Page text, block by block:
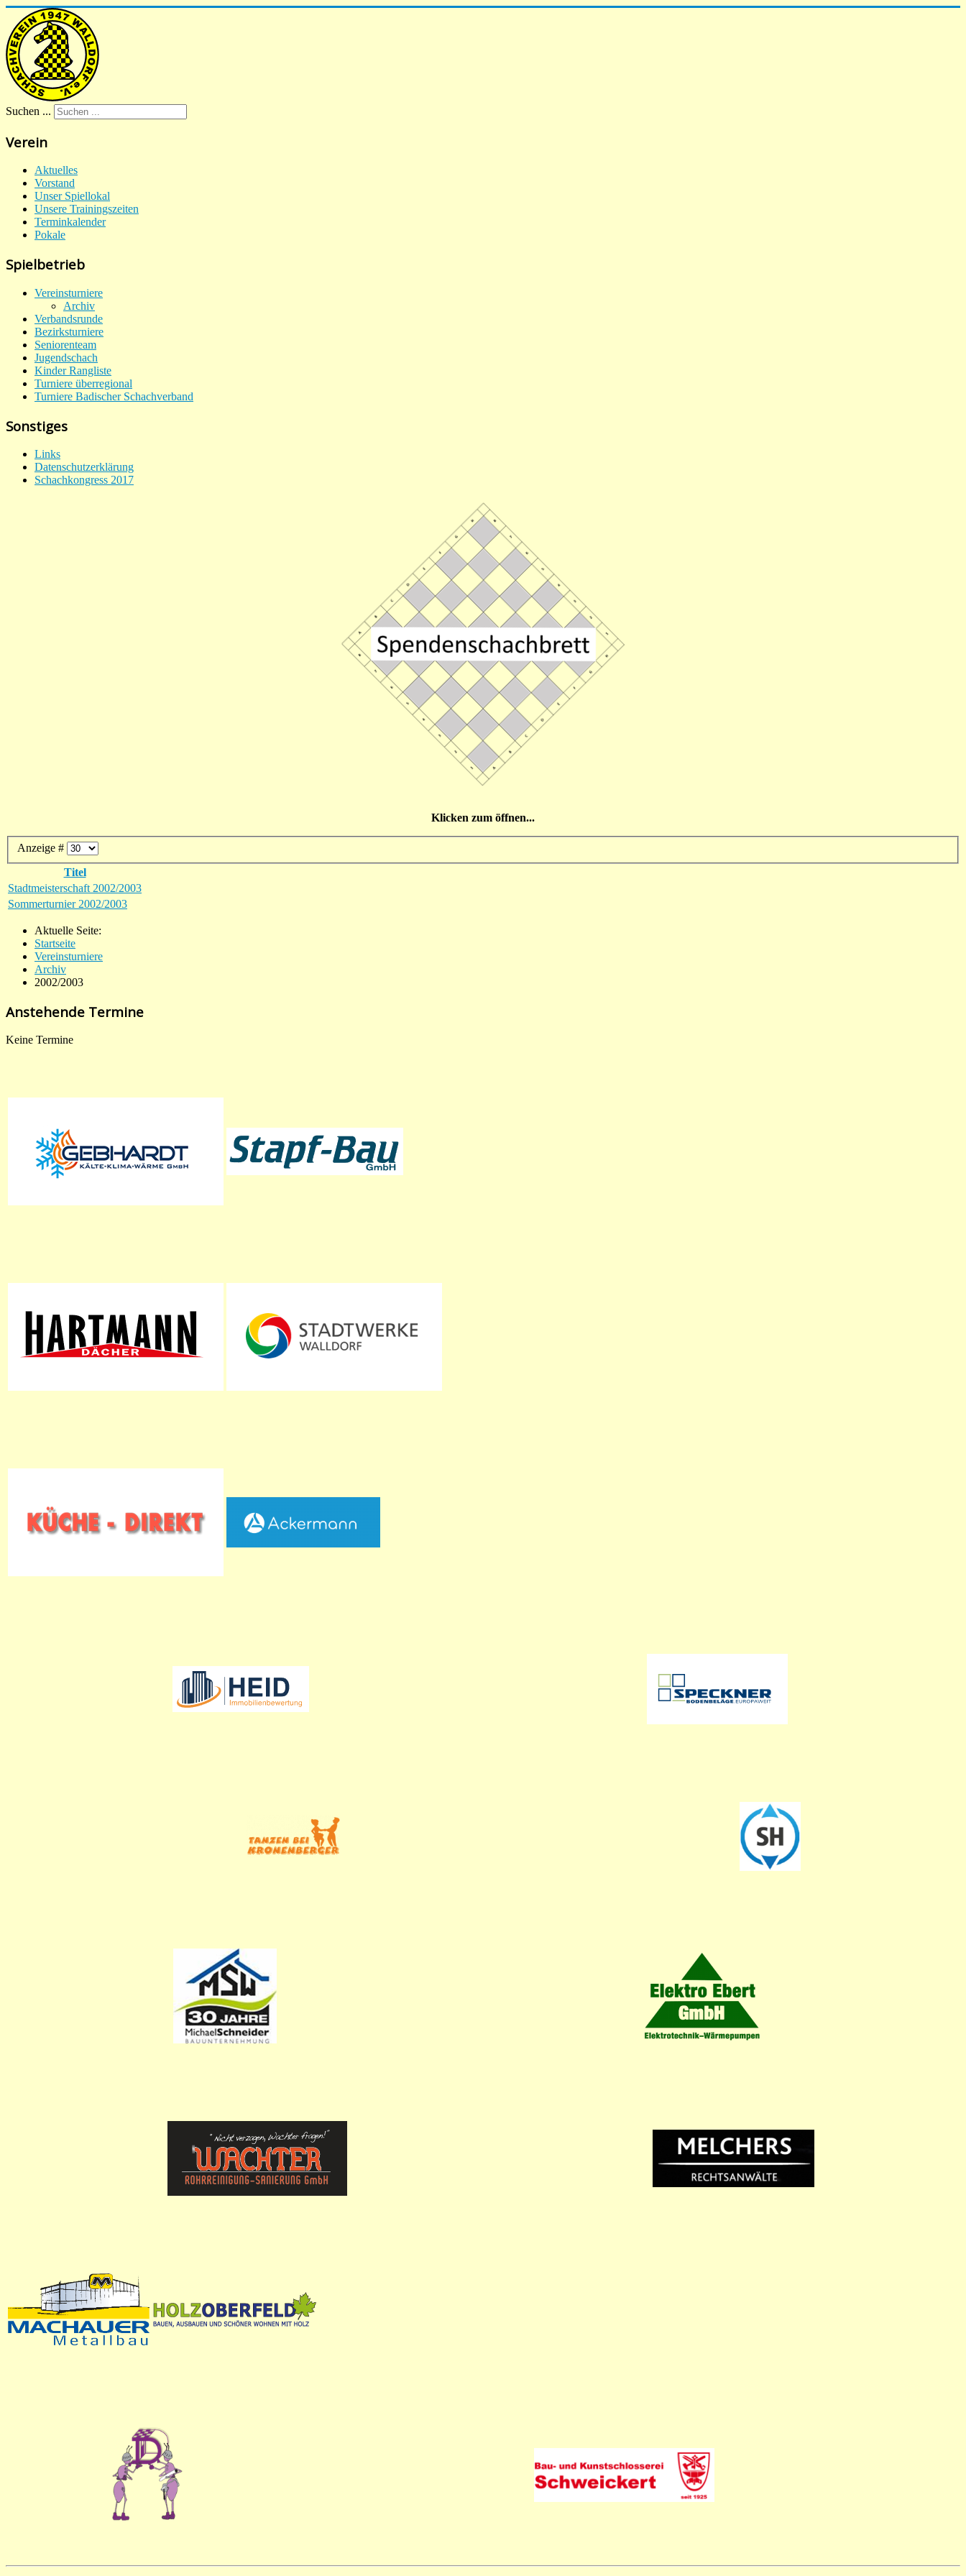
Suchen ...
Verein
Aktuelles
Vorstand
Unser Spiellokal
Unsere Trainingszeiten
Terminkalender
Pokale
Spielbetrieb
Vereinsturniere
Archiv
Verbandsrunde
Bezirksturniere
Seniorenteam
Jugendschach
Kinder Rangliste
Turniere überregional
Turniere Badischer Schachverband
Sonstiges
Links
Datenschutzerklärung
Schachkongress 2017
Klicken zum öffnen...
Anzeige #
Titel
Stadtmeisterschaft 2002/2003
Sommerturnier 2002/2003
Aktuelle Seite:
Startseite
Vereinsturniere
Archiv
2002/2003
Anstehende Termine
Keine Termine